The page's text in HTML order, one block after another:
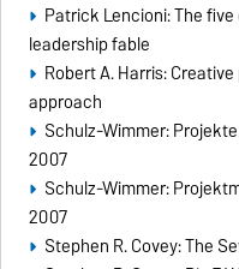
Patrick Lencioni: The
leadership fable
Robert A. Harris:
approach
Schulz-Wimmer:
2007
Schulz-Wimmer:
2007
Stephen R. Covey: The